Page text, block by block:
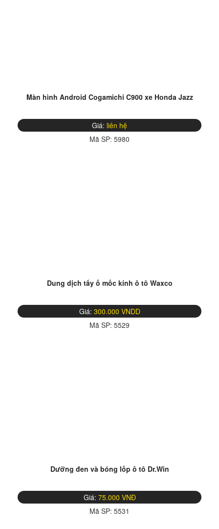
Màn hình Android Cogamichi C900 xe Honda Jazz
Giá: liên hệ
Mã SP: 5980
Dung dịch tẩy ố mốc kính ô tô Waxco
Giá: 300.000 VNDD
Mã SP: 5529
Dưỡng đen và bóng lốp ô tô Dr.Win
Giá: 75.000 VNĐ
Mã SP: 5531